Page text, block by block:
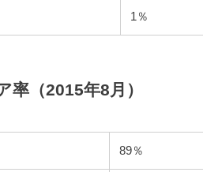
1％
（2015年8月）
89％